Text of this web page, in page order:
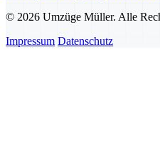
© 2026 Umzüge Müller. Alle
Impressum Datenschutz